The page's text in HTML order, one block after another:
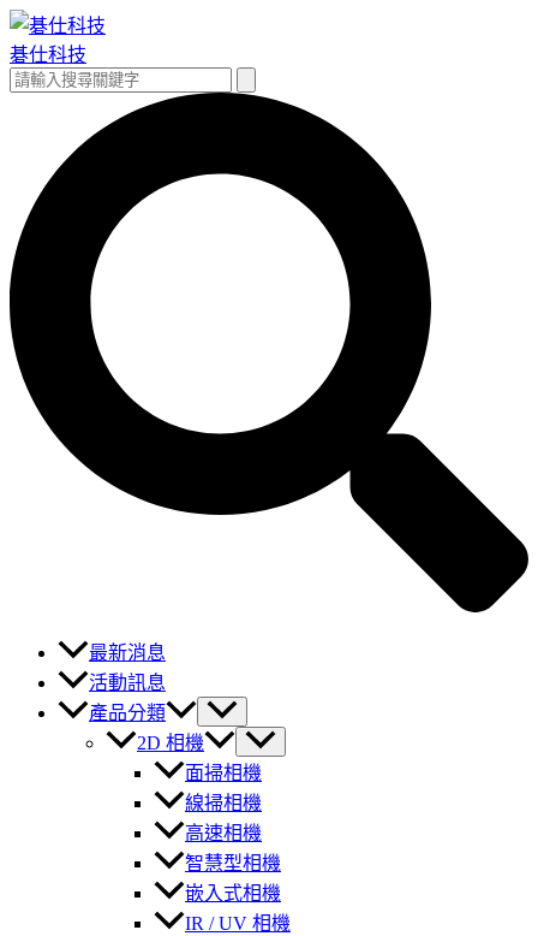
跳
至
主
碁仕科技
搜
最新消息
活動訊息
產品分類
2D 相機
面掃相機
線掃相機
高速相機
智慧型相機
嵌入式相機
IR / UV 相機